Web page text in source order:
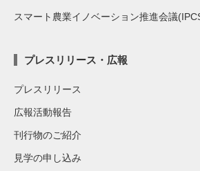
スマート農業イノベーション推進会議
プレスリリース・広報
プレスリリース
広報活動報告
刊行物のご紹介
見学の申し込み